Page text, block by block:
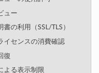
ュー
書の利用（SSL/TLS）
イセンスの消費確認
復
よる表示制限